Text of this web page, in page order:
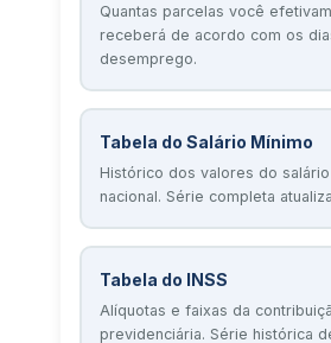
Quantas parcelas você
receberá de acordo com os
desemprego.
Tabela do Salário Mínimo
Histórico dos valores do
nacional. Série completa
Tabela do INSS
Alíquotas e faixas da
previdenciária. Série histórica